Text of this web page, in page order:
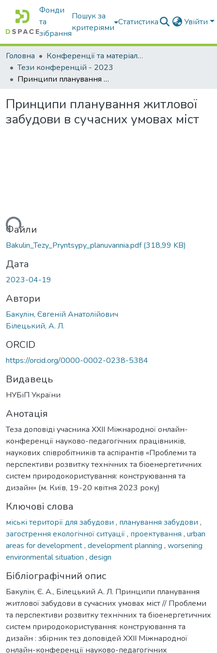
Фонди
та
зібрання
Пошук за
критеріями
Статистика Увійти
Головна
Конференції та матеріали конференцій
Тези конференцій - 2023
Принципи планування житлової забудови в сучасних умовах міст
Принципи планування житлової
забудови в сучасних умовах міст
Файли
Bakulin_Tezy_Pryntsypy_planuvannia.pdf(318,99 KB)
Дата
2023-04-19
Автори
Бакулін, Євгеній Анатолійович
Білецький, А. Л.
ORCID
https://orcid.org/0000-0002-0238-5384
Видавець
НУБіП України
Анотація
Теза доповіді учасника ХXІI Міжнародної онлайн-
конференції науково-педагогічних працівників,
наукових співробітників та аспірантів «Проблеми та
перспективи розвитку технічних та біоенергетичних
систем природокористування: конструювання та
дизайн» (м. Київ, 19-20 квітня 2023 року)
Ключові слова
міські території для забудови , планування забудови ,
загострення екологічної ситуації, проектування , urban
areas for development, development planning , worsening
environmental situation , design
Бібліографічний опис
Бакулін, Є. А., Білецький А. Л. Принципи планування
житлової забудови в сучасних умовах міст // Проблеми
та перспективи розвитку технічних та біоенергетичних
систем природокористування: конструювання та
дизайн : збірник тез доповідей ХXІI Міжнародної
онлайн-конференції науково-педагогічних